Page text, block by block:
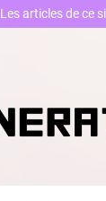
Les articles de ce